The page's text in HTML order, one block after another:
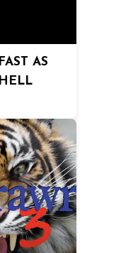
FAST AS
HELL